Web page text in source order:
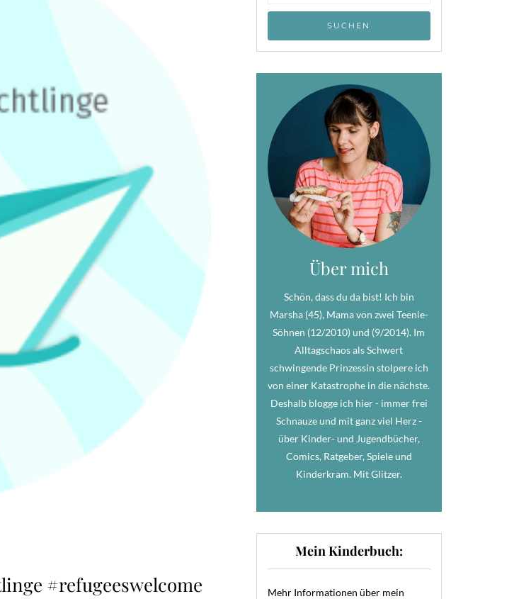
#refugeeswelcome
Über mich
Schön, dass du da bist! Ich bin
Marsha (45), Mama von zwei Teenie-
Söhnen (12/2010) und (9/2014). Im
Alltagschaos als Schwert
schwingende Prinzessin stolpere ich
von einer Katastrophe in die nächste.
Deshalb blogge ich hier - immer frei
Schnauze und mit ganz viel Herz -
über Kinder- und Jugendbücher,
Comics, Ratgeber, Spiele und
Kinderkram. Mit Glitzer.
Mein Kinderbuch:
Mehr Informationen über mein